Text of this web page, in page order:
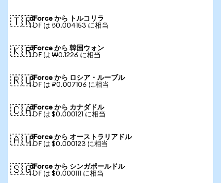
🇹🇷dForce から トルコリラ
1 DF は ₺0.004153 に相当
🇰🇷dForce から 韓国ウォン
1 DF は ₩0.1226 に相当
🇷🇺dForce から ロシア・ルーブル
1 DF は ₽0.007106 に相当
🇨🇦dForce から カナダドル
1 DF は $0.000121 に相当
🇦🇺dForce から オーストラリアドル
1 DF は $0.000123 に相当
🇸🇬dForce から シンガポールドル
1 DF は $0.000111 に相当